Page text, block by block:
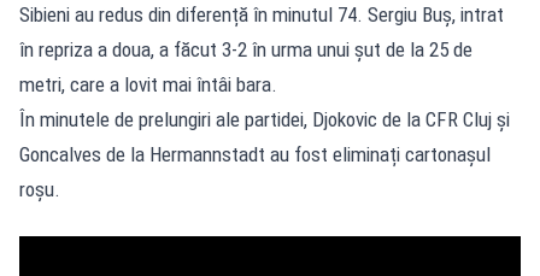
Sibieni au redus din diferență în minutul 74. Sergiu Buș, intrat
în repriza a doua, a făcut 3-2 în urma unui șut de la 25 de
metri, care a lovit mai întâi bara.
În minutele de prelungiri ale partidei, Djokovic de la CFR Cluj și
Goncalves de la Hermannstadt au fost eliminați cartonașul
roșu.